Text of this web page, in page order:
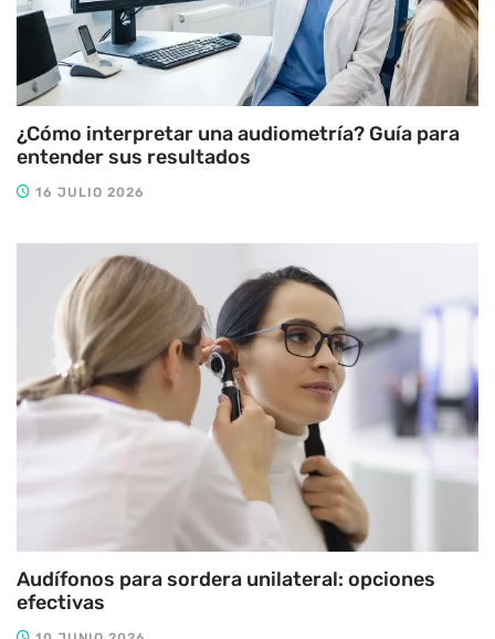
¿Cómo interpretar una audiometría? Guía para
entender sus resultados
16 JULIO 2026
Audífonos para sordera unilateral: opciones
efectivas